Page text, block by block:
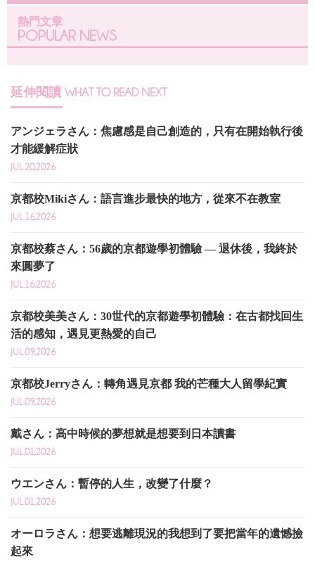
熱門文章
POPULAR NEWS
延伸閱讀 WHAT TO READ NEXT
アンジェラさん：焦慮感是自己創造的，只有在開始執行後
才能緩解症狀
JUL.20,2026
京都校Mikiさん：語言進步最快的地方，從來不在教室
JUL.16,2026
京都校蔡さん：56歲的京都遊學初體驗 — 退休後，我終於
來圓夢了
JUL.16,2026
京都校美美さん：30世代的京都遊學初體驗：在古都找回生
活的感知，遇見更熱愛的自己
JUL.09,2026
京都校Jerryさん：轉角遇見京都 我的芒種大人留學紀實
JUL.09,2026
戴さん：高中時候的夢想就是想要到日本讀書
JUL.01,2026
ウエンさん：暫停的人生，改變了什麼？
JUL.01,2026
オーロラさん：想要逃離現況的我想到了要把當年的遺憾撿
起來